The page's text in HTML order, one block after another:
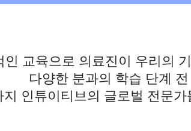
인 교육으로 의료진이 우리의
다양한 분과의 학습 단계
지 인튜이티브의 글로벌 전문